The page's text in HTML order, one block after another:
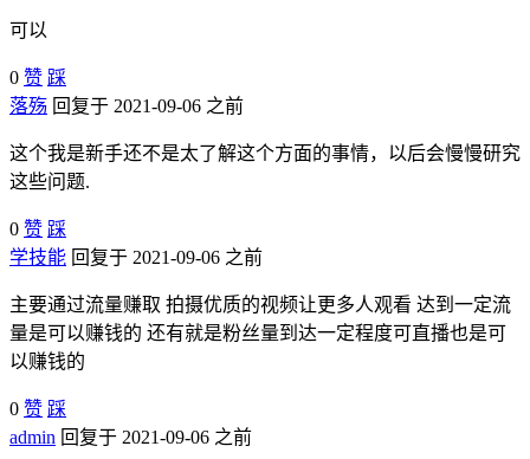
可以
0 赞 踩
落殇 回复于 2021-09-06 之前
这个我是新手还不是太了解这个方面的事情，以后会慢慢研究
这些问题.
0 赞 踩
学技能 回复于 2021-09-06 之前
主要通过流量赚取 拍摄优质的视频让更多人观看 达到一定流
量是可以赚钱的 还有就是粉丝量到达一定程度可直播也是可
以赚钱的
0 赞 踩
admin 回复于 2021-09-06 之前